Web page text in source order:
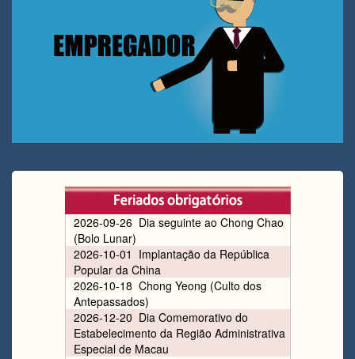
2026-09-26 Dia seguinte ao Chong Chao
(Bolo Lunar)
2026-10-01 Implantação da República
Popular da China
2026-10-18 Chong Yeong (Culto dos
Antepassados)
2026-12-20 Dia Comemorativo do
Estabelecimento da Região Administrativa
Especial de Macau